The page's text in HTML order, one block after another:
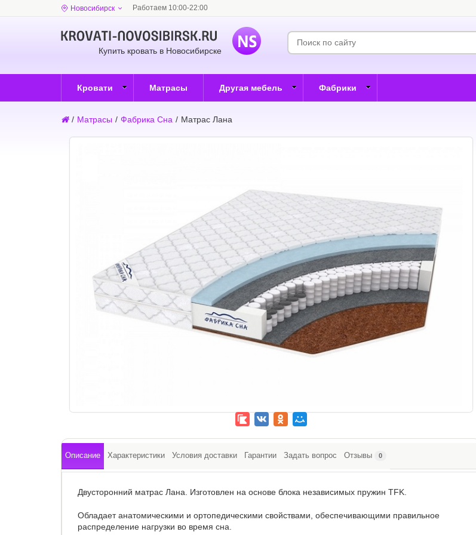
Новосибирск Работаем 10:00-22:00
Купить кровать в Новосибирске
Кровати Матрасы Другая мебель Фабрики
/ Матрасы / Фабрика Сна / Матрас Лана
Описание Характеристики Условия доставки Гарантии Задать вопрос Отзывы 0
Двусторонний матрас Лана. Изготовлен на основе блока независимых пружин TFK.
Обладает анатомическими и ортопедическими свойствами, обеспечивающими правильное
распределение нагрузки во время сна.